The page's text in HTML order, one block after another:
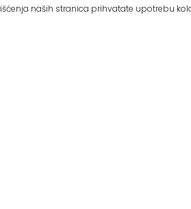
Ul
naših stranica prihvatate upotrebu